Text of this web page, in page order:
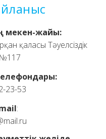
мекен-жайы:
қаласы Тәуелсіздік
№117
23-53
: